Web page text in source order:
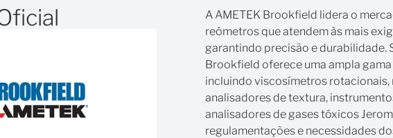
– adequado para pequenos espaços
com camisa de circulação água
seus recursos e benefícios
A AMETEK Brookfield lidera o
reômetros que atendem às mais
garantindo precisão e durabilidade.
Brookfield oferece uma ampla
incluindo viscosímetros rotacionais,
analisadores de textura,
analisadores de gases tóxicos
regulamentações e necessidades